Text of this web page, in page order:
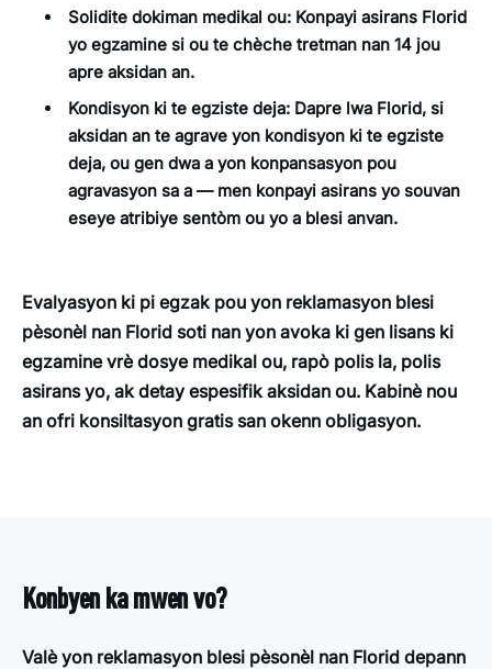
Solidite dokiman medikal ou: Konpayi asirans Florid
yo egzamine si ou te chèche tretman nan 14 jou
apre aksidan an.
Kondisyon ki te egziste deja: Dapre lwa Florid, si
aksidan an te agrave yon kondisyon ki te egziste
deja, ou gen dwa a yon konpansasyon pou
agravasyon sa a — men konpayi asirans yo souvan
eseye atribiye sentòm ou yo a blesi anvan.
Evalyasyon ki pi egzak pou yon reklamasyon blesi
pèsonèl nan Florid soti nan yon avoka ki gen lisans ki
egzamine vrè dosye medikal ou, rapò polis la, polis
asirans yo, ak detay espesifik aksidan ou. Kabinè nou
an ofri konsiltasyon gratis san okenn obligasyon.
Konbyen ka mwen vo?
Valè yon reklamasyon blesi pèsonèl nan Florid depann